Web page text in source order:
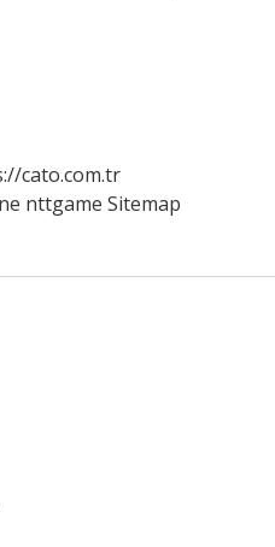
cato.com.tr
nttgame Sitemap